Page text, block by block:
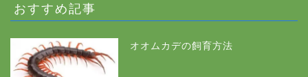
おすすめ記事
オオムカデの飼育方法